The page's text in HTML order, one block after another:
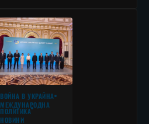
ВОЙНА В УКРАЙНА
МЕЖДУНАРОДНА
ПОЛИТИКА
НОВИНИ